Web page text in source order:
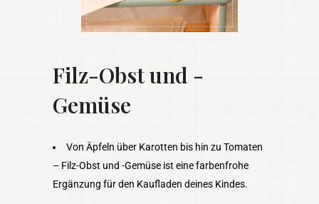
Filz-Obst und -
Gemüse
Von Äpfeln über Karotten bis hin zu Tomaten
– Filz-Obst und -Gemüse ist eine farbenfrohe
Ergänzung für den Kaufladen deines Kindes.